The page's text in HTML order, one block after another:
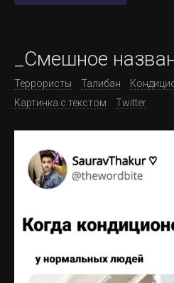
_Смешное
Террористы Талибан
Картинка с текстом
Twitter